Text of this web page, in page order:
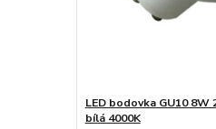
LED bodovka GU10 8W
bílá 4000K